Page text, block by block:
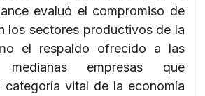
evaluó el compromiso de
los sectores productivos de la
el respaldo ofrecido a las
empresas que
categoría vital de la economía